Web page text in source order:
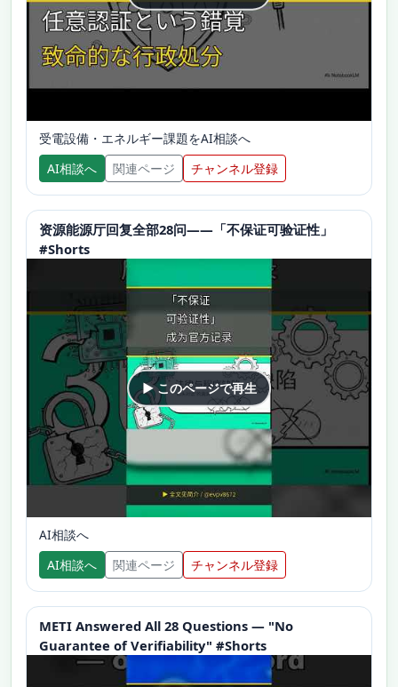
受電設備・エネルギー課題をAI相談へ
AI相談へ
関連ページ チャンネル登録
资源能源厅回复全部28问——「不保证可验证性」
#Shorts
▶ このページで再生
AI相談へ
AI相談へ
関連ページ チャンネル登録
METI Answered All 28 Questions — "No
Guarantee of Verifiability" #Shorts